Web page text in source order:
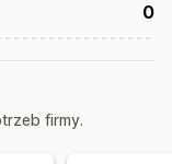
0
firmy.